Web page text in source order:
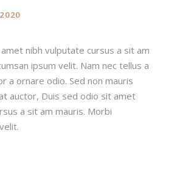
nibh vulputate cursus a sit am
ipsum velit. Nam nec tellus a
a ornare odio. Sed non mauris
auctor, Duis sed odio sit amet
a sit am mauris. Morbi